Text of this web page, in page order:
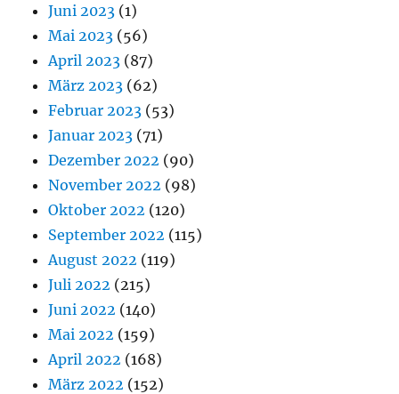
Juni 2023 (1)
Mai 2023 (56)
April 2023 (87)
März 2023 (62)
Februar 2023 (53)
Januar 2023 (71)
Dezember 2022 (90)
November 2022 (98)
Oktober 2022 (120)
September 2022 (115)
August 2022 (119)
Juli 2022 (215)
Juni 2022 (140)
Mai 2022 (159)
April 2022 (168)
März 2022 (152)